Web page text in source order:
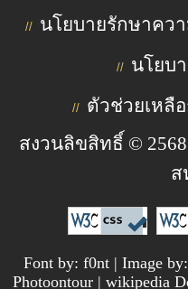
// นโยบายรักษาคว
// นโยบ
// ตัวช่วยเหลื
สงวนลิขสิทธิ์ ©
ส
Font by: f0nt | Image
Photoontour | wikipedia